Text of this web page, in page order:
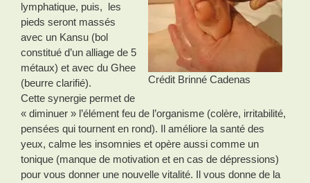
Crédit Brinné Cadenas
lymphatique, puis, les
pieds seront massés
avec un Kansu (bol
constitué d’un alliage de 5
métaux) et avec du Ghee
(beurre clarifié).
Cette synergie permet de
« diminuer » l’élément feu de l’organisme (colère, irritabilité,
pensées qui tournent en rond). Il améliore la santé des
yeux, calme les insomnies et opère aussi comme un
tonique (manque de motivation et en cas de dépressions)
pour vous donner une nouvelle vitalité. Il vous donne de la